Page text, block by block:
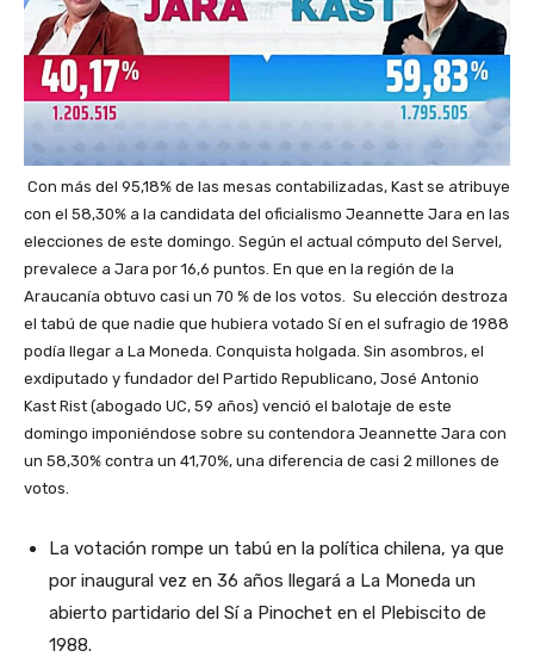
Con más del 95,18% de las mesas contabilizadas, Kast se atribuye
con el 58,30% a la candidata del oficialismo Jeannette Jara en las
elecciones de este domingo. Según el actual cómputo del Servel,
prevalece a Jara por 16,6 puntos. En que en la región de la
Araucanía obtuvo casi un 70 % de los votos. Su elección destroza
el tabú de que nadie que hubiera votado Sí en el sufragio de 1988
podía llegar a La Moneda. Conquista holgada. Sin asombros, el
exdiputado y fundador del Partido Republicano, José Antonio
Kast Rist (abogado UC, 59 años) venció el balotaje de este
domingo imponiéndose sobre su contendora Jeannette Jara con
un 58,30% contra un 41,70%, una diferencia de casi 2 millones de
votos.
La votación rompe un tabú en la política chilena, ya que
por inaugural vez en 36 años llegará a La Moneda un
abierto partidario del Sí a Pinochet en el Plebiscito de
1988.